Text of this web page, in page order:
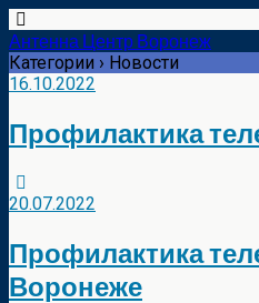
Антенна Центр Воронеж
Категории › Новости
16.10.2022
Профилактика
20.07.2022
Профилактика
Воронеже